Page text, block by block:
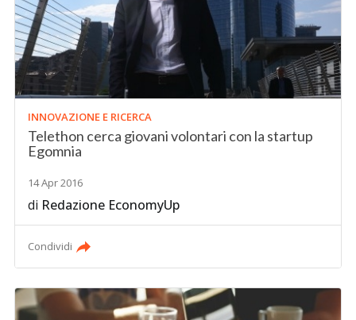
INNOVAZIONE E RICERCA
Telethon cerca giovani volontari con la startup
Egomnia
14 Apr 2016
di Redazione EconomyUp
Condividi